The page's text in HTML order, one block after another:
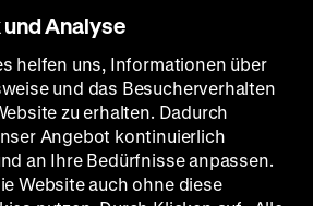
58'
»Als ich Fahad Mihyi im August
erblickte, war er mir sofort
einer israelischen El-Al-Crew,
in London gelandet. Wenige
Analyse
helfen uns, Informationen über
und das Besucherverhalten
zu erhalten. Dadurch
Angebot kontinuierlich
an Ihre Bedürfnisse anpassen.
Website auch ohne diese